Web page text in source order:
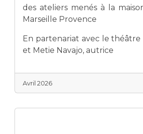
Qualité
Liste des marchés conclus
Documents utiles
des ateliers menés à la
Marseille Provence
En partenariat avec le
et Metie Navajo, autrice
Avril 2026